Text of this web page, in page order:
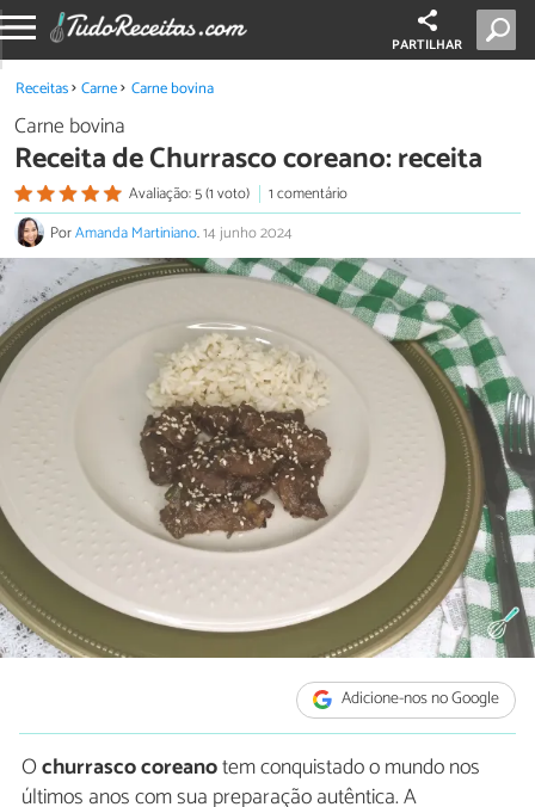
PARTILHAR
Receitas Carne Carne bovina
Carne bovina
Receita de Churrasco coreano: receita
Avaliação: 5 (1 voto)
1 comentário
PorAmanda Martiniano.14 junho 2024
Adicione-nos no Google
Ochurrasco coreanotem conquistado o mundo nos
últimos anos com sua preparação autêntica. A